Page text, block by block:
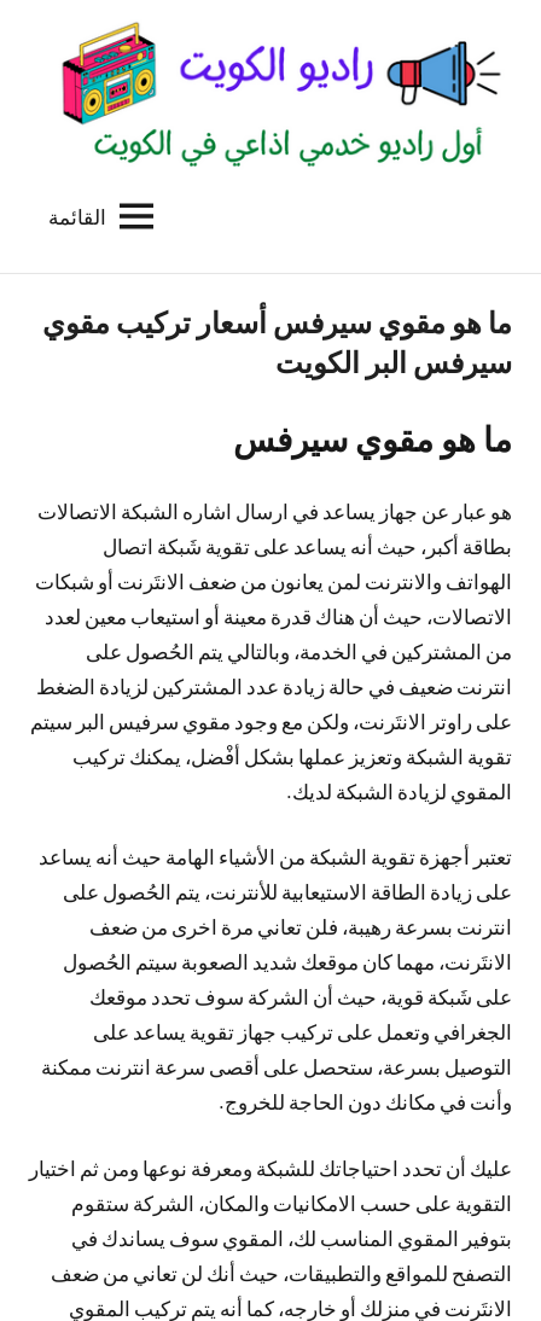
المحتوى
الكويت
للاعلانات
الخدمية
بالكويت
القائمة
ما هو مقوي سيرفس أسعار تركيب مقوي
سيرفس البر الكويت
ما هو مقوي سيرفس
هو عبار عن جهاز يساعد في ارسال اشاره الشبكة الاتصالات
بطاقة أكبر، حيث أنه يساعد على تقوية شَبكة اتصال
الهواتف والانترنت لمن يعانون من ضعف الانتَرنت أو شبكات
الاتصالات، حيث أن هناك قدرة معينة أو استيعاب معين لعدد
من المشتركين في الخدمة، وبالتالي يتم الحُصول على
انترنت ضعيف في حالة زيادة عدد المشتركين لزيادة الضغط
على راوتر الانتَرنت، ولكن مع وجود مقوي سرفيس البر سيتم
تقوية الشبكة وتعزيز عملها بشكل أفْضل، يمكنك تركيب
المقوي لزيادة الشبكة لديك.
تعتبر أجهزة تقوية الشبكة من الأشياء الهامة حيث أنه يساعد
على زيادة الطاقة الاستيعابية للأنترنت، يتم الحُصول على
انترنت بسرعة رهيبة، فلن تعاني مرة اخرى من ضعف
الانتَرنت، مهما كان موقعك شديد الصعوبة سيتم الحُصول
على شَبكة قوية، حيث أن الشركة سوف تحدد موقعك
الجغرافي وتعمل على تركيب جهاز تقوية يساعد على
التوصيل بسرعة، ستحصل على أقصى سرعة انترنت ممكنة
وأنت في مكانك دون الحاجة للخروج.
عليك أن تحدد احتياجاتك للشبكة ومعرفة نوعها ومن ثم اختيار
التقوية على حسب الامكانيات والمكان، الشركة ستقوم
بتوفير المقوي المناسب لك، المقوي سوف يساندك في
التصفح للمواقع والتطبيقات، حيث أنك لن تعاني من ضعف
الانتَرنت في منزلك أو خارجه، كما أنه يتم تركيب المقوي